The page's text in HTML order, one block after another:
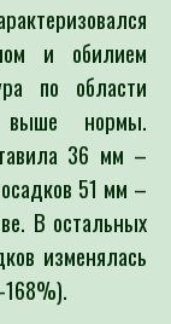
и обилием
по области
выше нормы.
36 мм –
51 мм –
В остальных
изменялась